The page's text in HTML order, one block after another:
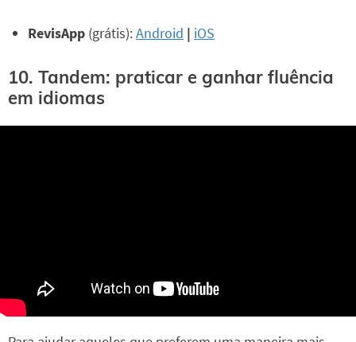
RevisApp (grátis):Android | iOS
10. Tandem: praticar e ganhar fluência
em idiomas